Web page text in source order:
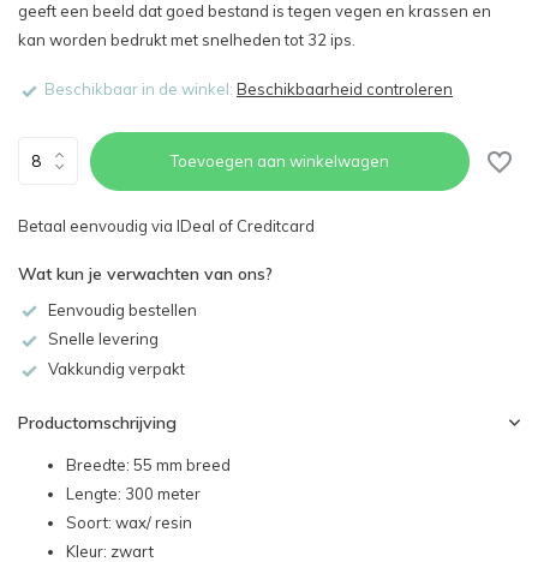
geeft een beeld dat goed bestand is tegen vegen en krassen en
kan worden bedrukt met snelheden tot 32 ips.
Beschikbaar in de winkel: Beschikbaarheid controleren
Toevoegen aan winkelwagen
Betaal eenvoudig via IDeal of Creditcard
Wat kun je verwachten van ons?
Eenvoudig bestellen
Snelle levering
Vakkundig verpakt
Productomschrijving
Breedte: 55 mm breed
Lengte: 300 meter
Soort: wax/ resin
Kleur: zwart